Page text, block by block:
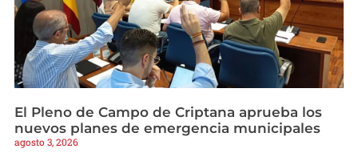
El Pleno de Campo de Criptana aprueba los
nuevos planes de emergencia municipales
agosto 3, 2026